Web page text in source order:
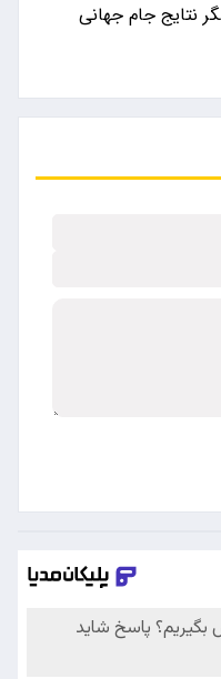
نتایج جام جهانی